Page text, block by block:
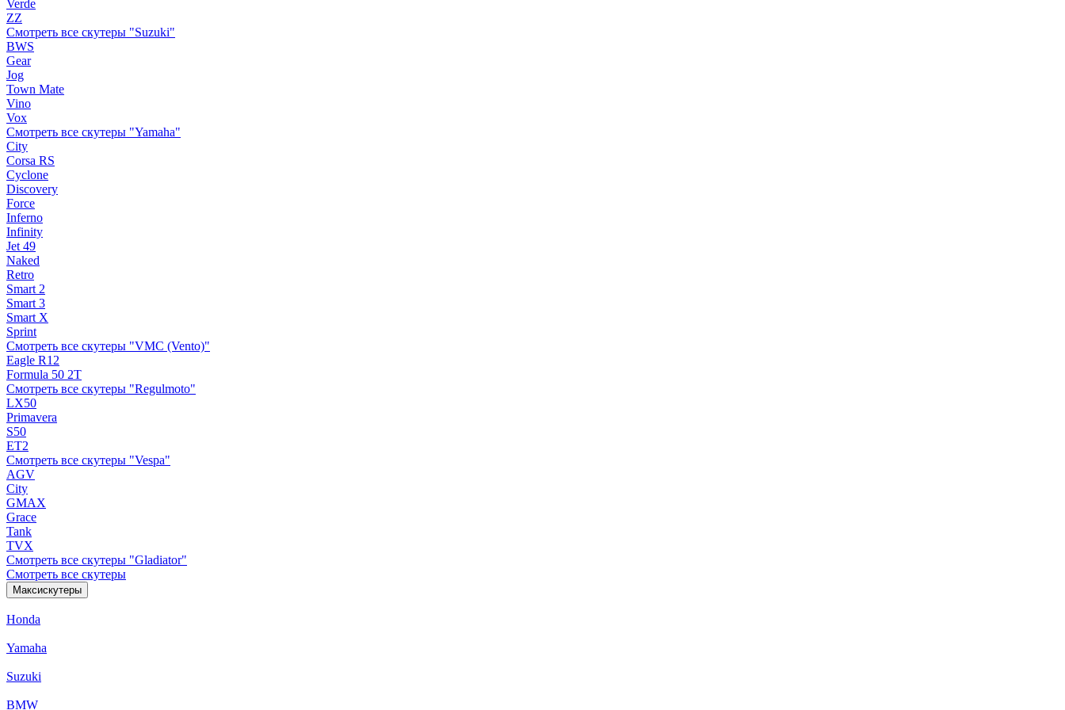
Verde
ZZ
Смотреть все скутеры "Suzuki"
BWS
Gear
Jog
Town Mate
Vino
Vox
Смотреть все скутеры "Yamaha"
City
Corsa RS
Cyclone
Discovery
Force
Inferno
Infinity
Jet 49
Naked
Retro
Smart 2
Smart 3
Smart X
Sprint
Смотреть все скутеры "VMC (Vento)"
Eagle R12
Formula 50 2Т
Смотреть все скутеры "Regulmoto"
LX50
Primavera
S50
ET2
Смотреть все скутеры "Vespa"
AGV
City
GMAX
Grace
Tank
TVX
Смотреть все скутеры "Gladiator"
Смотреть все скутеры
Максискутеры
Honda
Yamaha
Suzuki
BMW